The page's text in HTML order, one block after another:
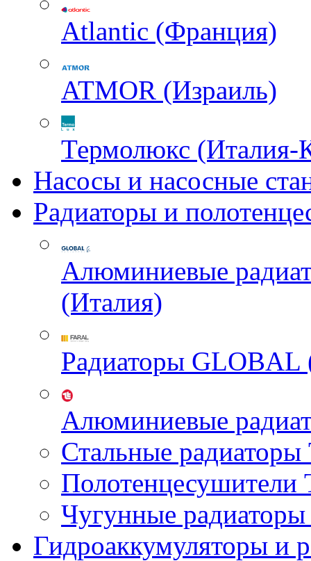
Atlantic (Франция)
ATMOR (Израиль)
Термолюкс (Италия-
Насосы и насосные
Радиаторы и
Алюминиевые
(Италия)
Радиаторы GLOBAL
Алюминиевые
Стальные
Чугунные
Гидроаккумуляторы и